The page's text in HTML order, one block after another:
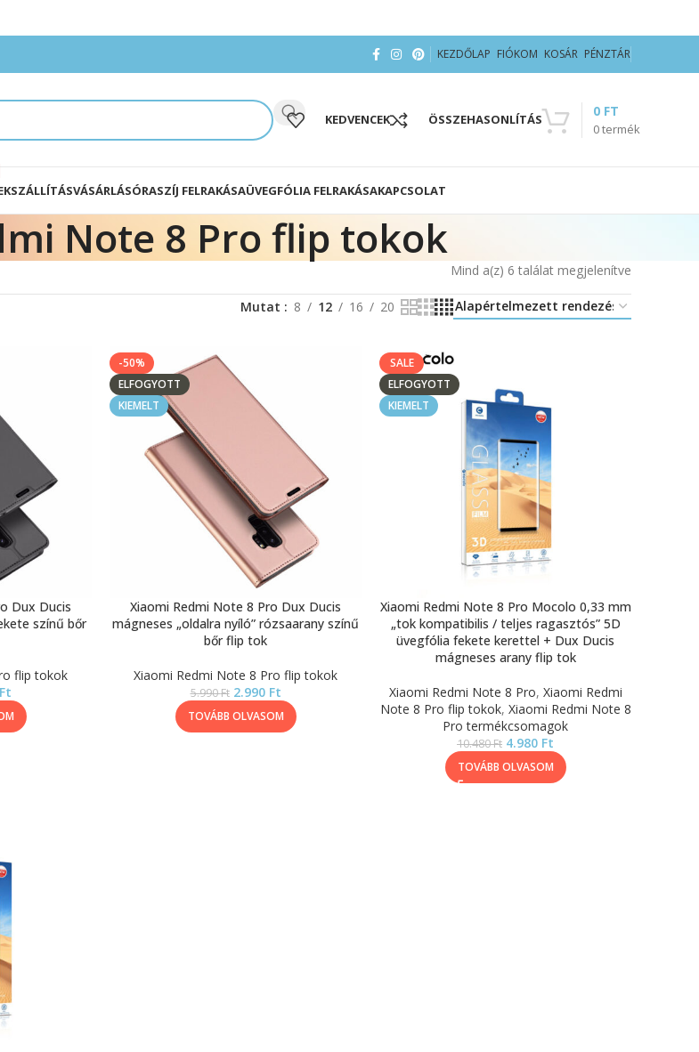
KEZDŐLAP FIÓKOM KOSÁR PÉNZTÁR
KEDVENCEK ÖSSZEHASONLÍTÁS
0termék
0 FT
SZÁLLÍTÁSVÁSÁRLÁSÓRASZÍJ FELRAKÁSAÜVEGFÓLIA FELRAKÁSAKAPCSOLAT
Note 8 Pro flip tokok
Mind a(z) 6 találat megjelenítve
Mutat 8 12 16 20
Dux Ducis
színű bőr
flip tokok
Ft
-50%
ELFOGYOTT
KIEMELT
Xiaomi Redmi Note 8 Pro Dux Ducis
mágneses „oldalra nyíló” rózsaarany színű
bőr flip tok
Xiaomi Redmi Note 8 Pro flip tokok
5.990Ft 2.990 Ft
TOVÁBB OLVASOM
SALE
ELFOGYOTT
KIEMELT
Xiaomi Redmi Note 8 Pro Mocolo 0,33 mm
„tok kompatibilis / teljes ragasztós” 5D
üvegfólia fekete kerettel + Dux Ducis
mágneses arany flip tok
Xiaomi Redmi Note 8 Pro, Xiaomi Redmi
Note 8 Pro flip tokok, Xiaomi Redmi Note 8
Pro termékcsomagok
10.480Ft 4.980 Ft
TOVÁBB OLVASOM